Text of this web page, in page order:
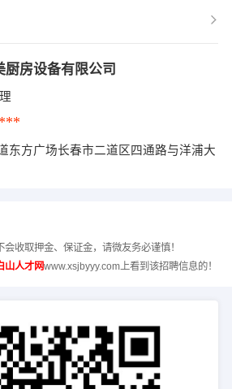
厨房设备有限公司
东方广场长春市二道区四通路与洋浦大
收取押金、保证金，请微友务必谨慎！
山人才网www.xsjbyyy.com上看到该招聘信息的！